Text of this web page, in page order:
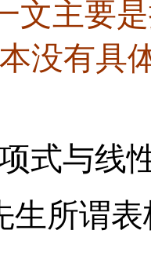
文主要
没有具
式与线
生所谓